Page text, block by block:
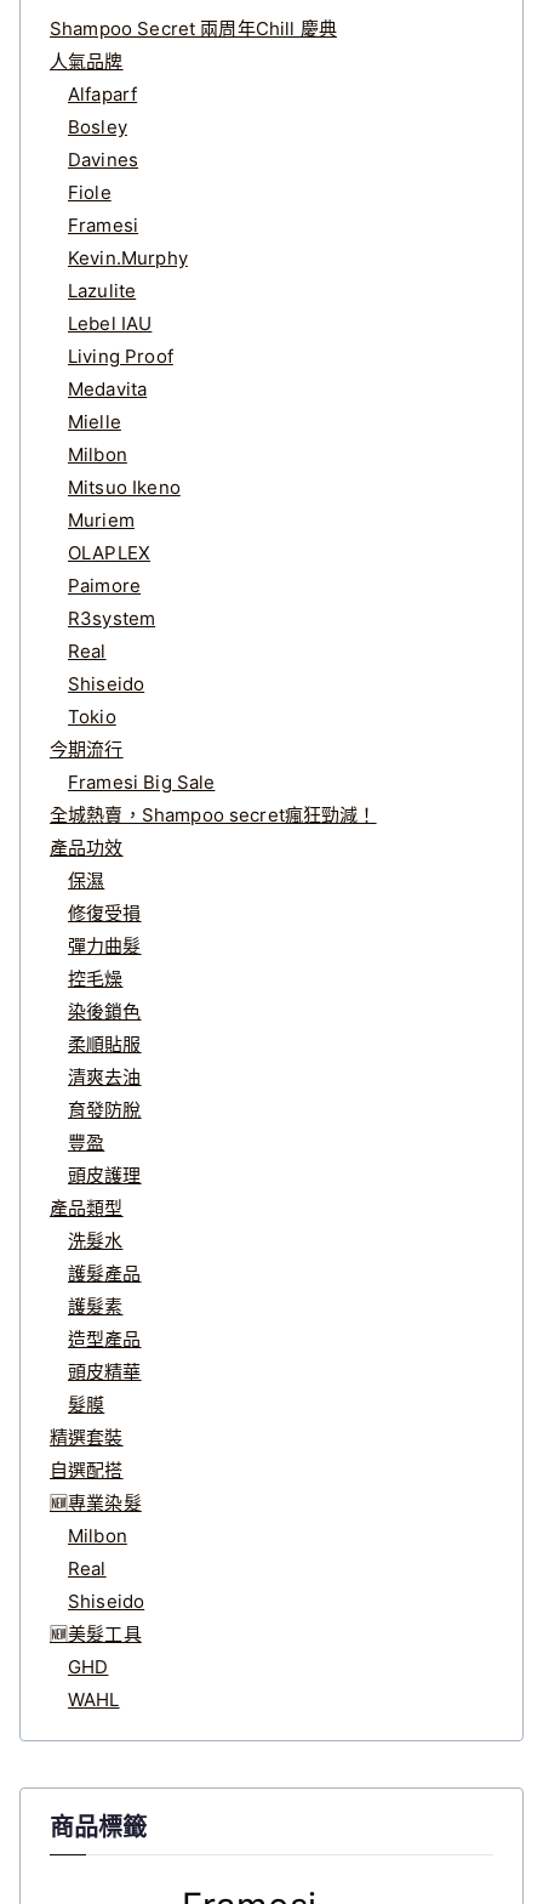
Shampoo Secret 兩周年Chill 慶典
人氣品牌
Alfaparf
Bosley
Davines
Fiole
Framesi
Kevin.Murphy
Lazulite
Lebel IAU
Living Proof
Medavita
Mielle
Milbon
Mitsuo Ikeno
Muriem
OLAPLEX
Paimore
R3system
Real
Shiseido
Tokio
今期流行
Framesi Big Sale
全城熱賣，Shampoo secret瘋狂勁減！
產品功效
保濕
修復受損
彈力曲髮
控毛燥
染後鎖色
柔順貼服
清爽去油
育發防脫
豐盈
頭皮護理
產品類型
洗髮水
護髮產品
護髮素
造型產品
頭皮精華
髮膜
精選套裝
自選配搭
🆕專業染髮
Milbon
Real
Shiseido
🆕美髮工具
GHD
WAHL
商品標籤